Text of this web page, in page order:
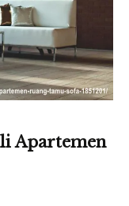
Apartemen